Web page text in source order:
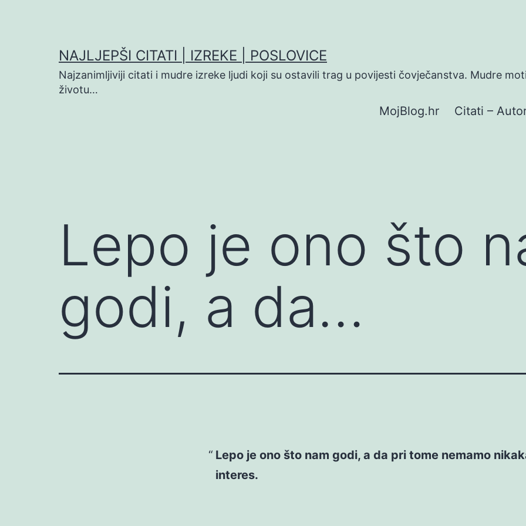
NAJLJEPŠI CITATI | IZREKE | POSLOVICE
Najzanimljiviji citati i mudre izreke ljudi koji su ostavili trag u povijesti čovječanstva. Mudre
životu…
MojBlog.hr Citati –
Lepo je ono što
godi, a da…
Lepo je ono što nam godi, a da pri tome nemamo
interes.